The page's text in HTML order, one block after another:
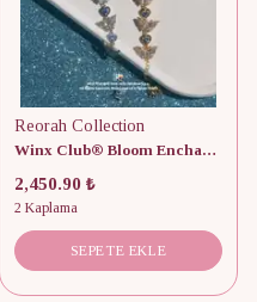
Reorah Collection
Winx Club® Bloom Enchantix Saat
2,450.90 ₺
2 Kaplama
SEPETE EKLE